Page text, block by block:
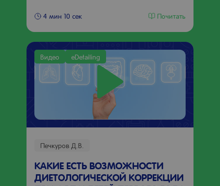
4 мин 10 сек Почитать
Видео eDetailing
Печкуров Д.В.
КАКИЕ ЕСТЬ ВОЗМОЖНОСТИ
ДИЕТОЛОГИЧЕСКОЙ КОРРЕКЦИИ